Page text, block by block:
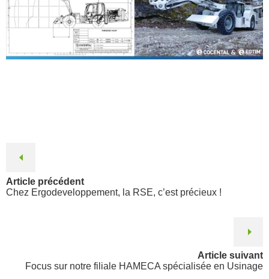
Article précédent
Chez Ergodeveloppement, la RSE, c’est précieux !
Article suivant
Focus sur notre filiale HAMECA spécialisée en Usinage